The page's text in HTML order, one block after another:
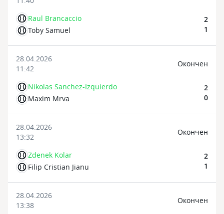
Raul Brancaccio
Toby Samuel
2
1
28.04.2026
11:42
Nikolas Sanchez-Izquierdo
Maxim Mrva
Oкончен
2
0
28.04.2026
13:32
Zdenek Kolar
Filip Cristian Jianu
Oкончен
2
1
28.04.2026
13:38
Oкончен